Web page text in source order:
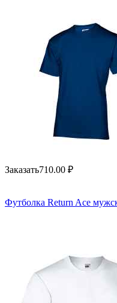
Заказать710.00 ₽
Футболка Return Ace